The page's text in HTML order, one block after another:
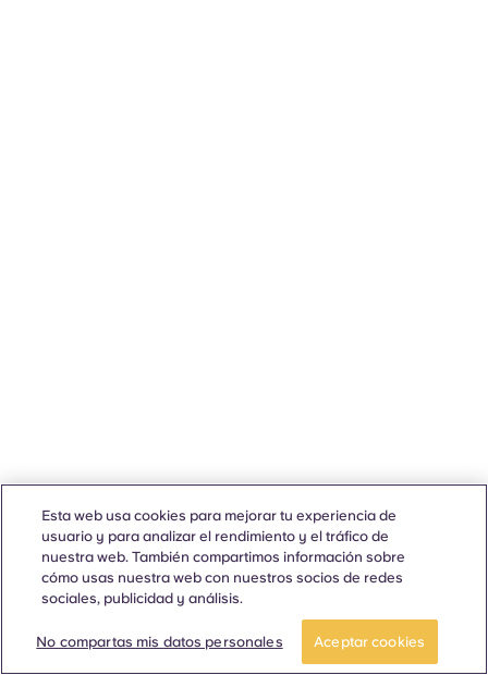
Esta web usa cookies para mejorar tu experiencia de
usuario y para analizar el rendimiento y el tráfico de
nuestra web. También compartimos información sobre
cómo usas nuestra web con nuestros socios de redes
sociales, publicidad y análisis.
No compartas mis datos personales Aceptar cookies